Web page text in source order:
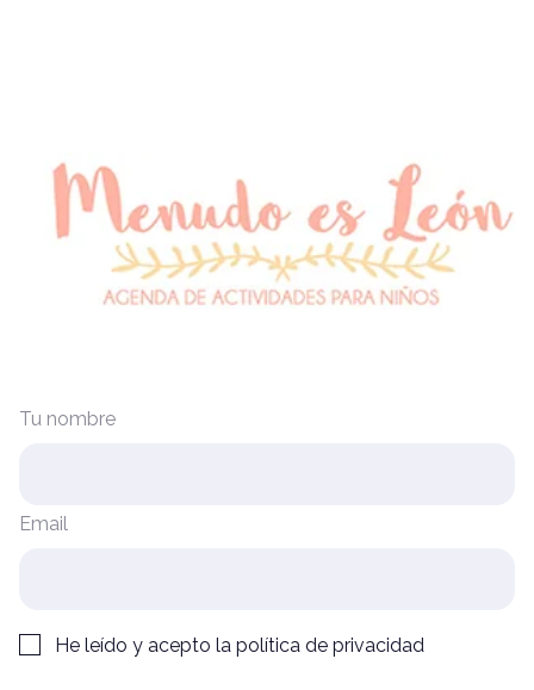
Tu nombre
Email
He leído y acepto la política de privacidad